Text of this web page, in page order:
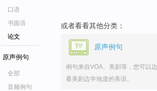
口语
书面语
论文
原声例句
全部
音频例句
或者看看其他分类：
原声例句
例句来自VOA、美剧等，您可以边
看美剧边学地道的美语。